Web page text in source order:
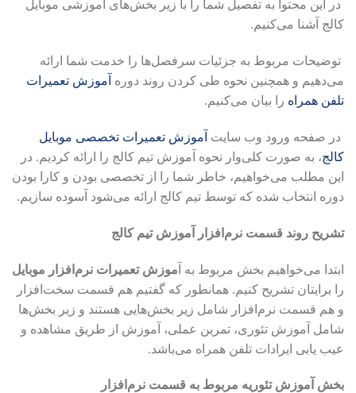
در این محتوا به تفصیل شما را با زیر بخش‌های آموزشی موبایل
کالج آشنا می‌کنیم.
توضیحات مربوط به جزئیات سرفصل‌ها را خدمت شما ارائه
می‌دهیم و همچنین نحوه طی کردن روند دوره‌ آموزش تعمیرات
تلفن همراه را بیان می‌کنیم.
در صفحه ورود وب سایت آموزش تعمیرات تخصصی موبایل
کالج، به صورت کلی‌وار نحوه آموزش تیم کالج را ارائه کردیم. در
این مطلب می‌خواهیم، خاطر شما را از تخصصی بودن و کارا بودن
دوره انتخاب شده که توسط تیم کالج ارائه می‌شود آسوده سازیم.
تشریح روند قسمت نرم‌افزار آموزش تیم کالج
ابتدا می‌خواهیم بخش مربوط به آ موزش تعمیرات نرم‌افزار موبایل
را برایتان تشریح کنیم. همانطور که گفتیم هم قسمت سخت‌افزار
و هم قسمت نرم‌افزار شامل زیر بخش‌هایی هستند و زیر بخش‌ها
شامل آموزش تئوری، تمرین عملی، آموزش از طریق مشاهده و
عیب یابی ایرادات تلفن همراه می‌باشد.
بخش آموزش تئوریه مربوط به قسمت نرم‌افزار